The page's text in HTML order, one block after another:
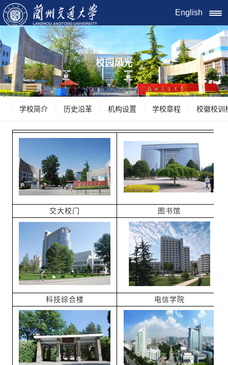
English
校园风光
学校简介 历史沿革 机构设置 学校章程 校徽校训
交大校门 图书馆
科技综合楼 电信学院